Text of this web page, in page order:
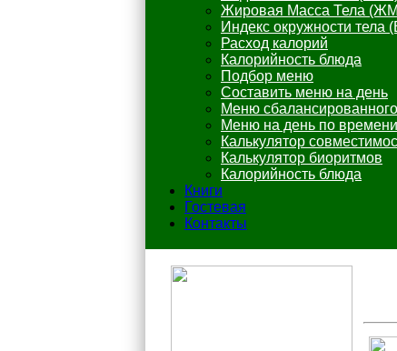
Жировая Масса Тела
Индекс окружности тела
Расход калорий
Калорийность блюда
Подбор меню
Составить меню на день
Меню
Меню на день по времени
Калькулятор
Калькулятор биоритмов
Калорийность блюда
Книги
Гостевая
Контакты